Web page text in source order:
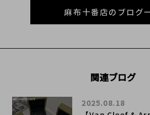
麻布十番店のブログ
関連ブログ
2025.08.18